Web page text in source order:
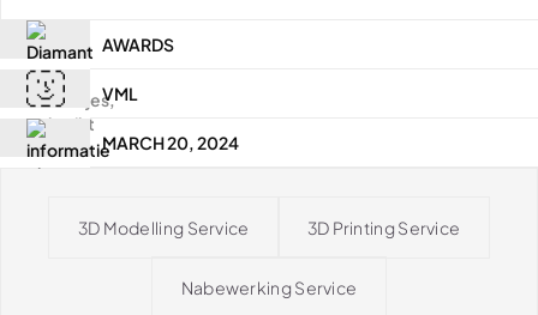
AWARDS
VML
MARCH 20, 2024
3D Modelling Service 3D Printing Service
Nabewerking Service